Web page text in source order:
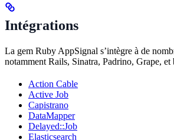
Intégrations
La gem Ruby AppSignal s’intègre à de
notamment Rails, Sinatra, Padrino, Grape, et
Action Cable
Active Job
Capistrano
DataMapper
Delayed::Job
Elasticsearch